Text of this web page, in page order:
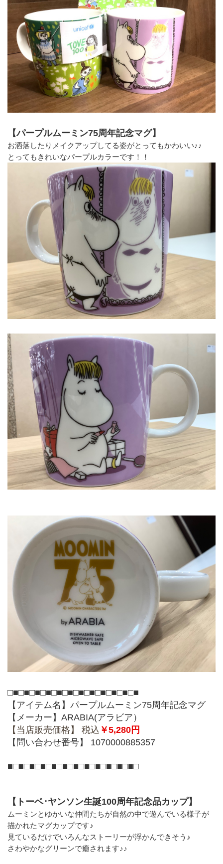
【パープルムーミン75周年記念マグ】
お洒落したりメイクアップしてる姿がとってもかわいい♪♪
とってもきれいなパープルカラーです！！
□■□■□■□■□■□■□■□■□■□■□■□■
【アイテム名】パープルムーミン75周年記念マグ
【メーカー】ARABIA(アラビア）
【当店販売価格】 税込 ￥5,280円
【問い合わせ番号】 1070000885357
■□■□■□■□■□■□■□■□■□■□■□■□
【トーベ･ヤンソン生誕100周年記念品カップ】
ムーミンとゆかいな仲間たちが自然の中で遊んでいる様子が
描かれたマグカップです♪
見ているだけでいろんなストーリーが浮かんできそう♪
さわやかなグリーンで癒されます♪♪